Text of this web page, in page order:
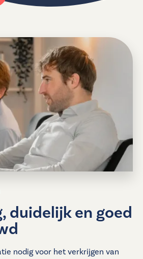
duidelijk en goed
nodig voor het verkrijgen van